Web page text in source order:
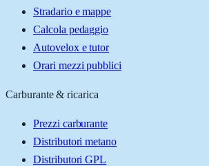
Stradario e mappe
Calcola pedaggio
Autovelox e tutor
Orari mezzi pubblici
Carburante & ricarica
Prezzi carburante
Distributori metano
Distributori GPL